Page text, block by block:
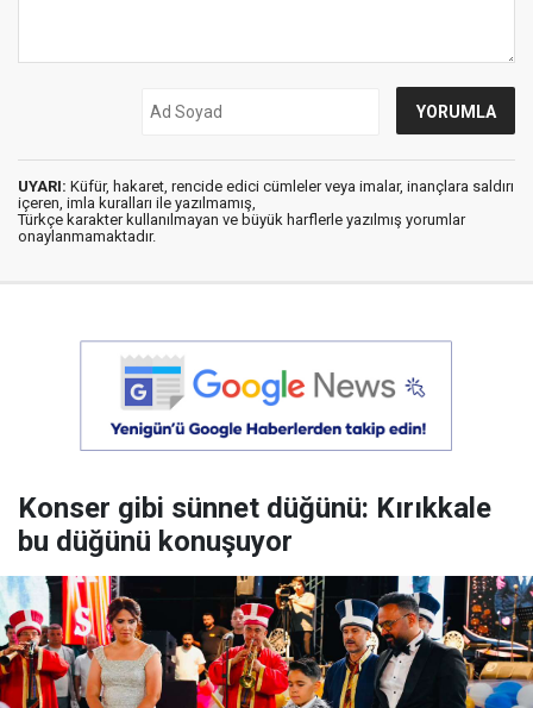
UYARI: Küfür, hakaret, rencide edici cümleler veya imalar, inançlara saldırı
içeren, imla kuralları ile yazılmamış,
Türkçe karakter kullanılmayan ve büyük harflerle yazılmış yorumlar
onaylanmamaktadır.
Konser gibi sünnet düğünü: Kırıkkale
bu düğünü konuşuyor